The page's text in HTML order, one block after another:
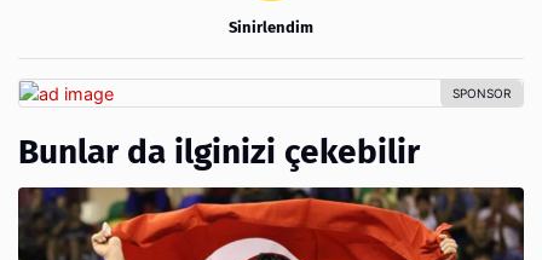
Sinirlendim
Bunlar da ilginizi çekebilir